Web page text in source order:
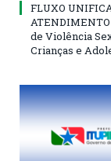
FLUXO
de Violência
Crianças e